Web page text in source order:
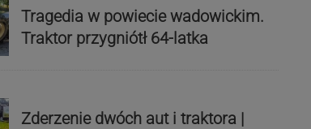
Tragedia w powiecie wadowickim.
Traktor przygniótł 64-latka
Zderzenie dwóch aut i traktora |